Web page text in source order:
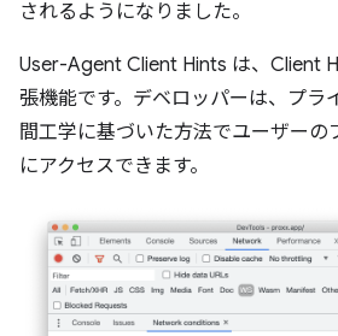
されるようになりました。
User-Agent Client Hints は、Client
張機能です。デベロッパーは、プラ
間工学に基づいた方法でユーザーの
にアクセスできます。